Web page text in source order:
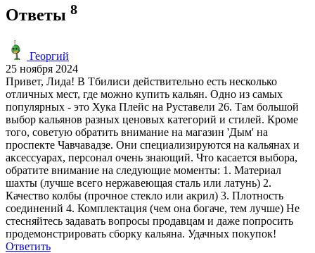
Ответы 8
Георгий
25 ноября 2024
Привет, Лида! В Тбилиси действительно есть несколько
отличных мест, где можно купить кальян. Одно из самых
популярных - это Хука Плейс на Руставели 26. Там большой
выбор кальянов разных ценовых категорий и стилей. Кроме
того, советую обратить внимание на магазин 'Дым' на
проспекте Чавчавадзе. Они специализируются на кальянах и
аксессуарах, персонал очень знающий. Что касается выбора,
обратите внимание на следующие моменты: 1. Материал
шахты (лучше всего нержавеющая сталь или латунь) 2.
Качество колбы (прочное стекло или акрил) 3. Плотность
соединений 4. Комплектация (чем она богаче, тем лучше) Не
стесняйтесь задавать вопросы продавцам и даже попросить
продемонстрировать сборку кальяна. Удачных покупок!
Ответить